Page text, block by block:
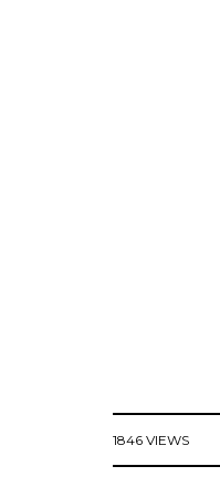
1846 VIEWS